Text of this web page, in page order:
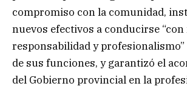
compromiso con la comunidad,
nuevos efectivos a conducirse “con
responsabilidad y
de sus funciones, y garantizó el
del Gobierno provincial en la